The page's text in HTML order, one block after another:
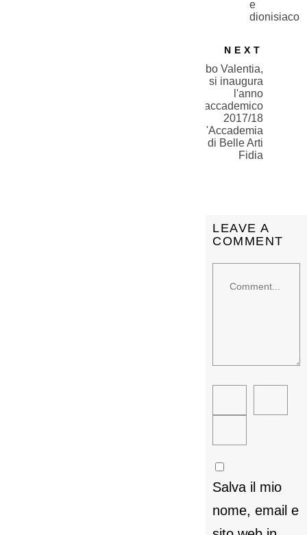
e
dionisiaco
NEXT
Vibo Valentia,
si inaugura
l'anno
accademico
2017/18
dell'Accademia
di Belle Arti
Fidia
LEAVE A
COMMENT
Salva il mio
nome, email e